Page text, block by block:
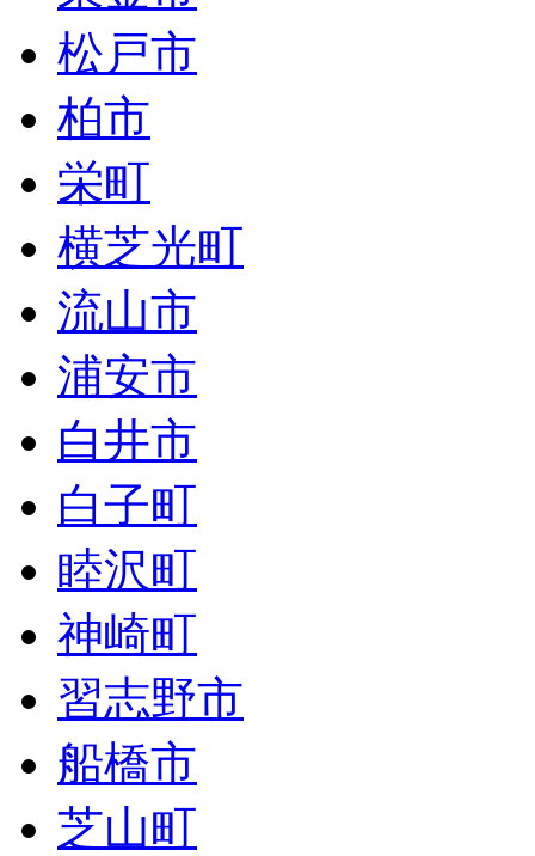
松戸市
柏市
栄町
横芝光町
流山市
浦安市
白井市
白子町
睦沢町
神崎町
習志野市
船橋市
芝山町